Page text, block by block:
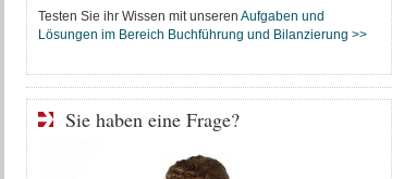
Testen Sie ihr Wissen mit unseren Aufgaben und
Lösungen im Bereich Buchführung und Bilanzierung >>
Sie haben eine Frage?